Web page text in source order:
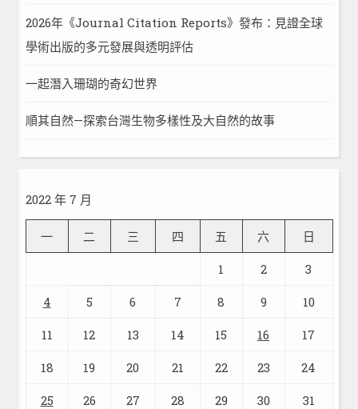
2026年《Journal Citation Reports》發布：見證全球
學術出版的多元發展與透明評估
一起潛入珊瑚的奇幻世界
順其自然—探索台灣生物多樣性及大自然的故事
2022 年 7 月
一 二 三 四 五 六 日
1 2 3
4 5 6 7 8 9 10
11 12 13 14 15 16 17
18 19 20 21 22 23 24
25 26 27 28 29 30
31